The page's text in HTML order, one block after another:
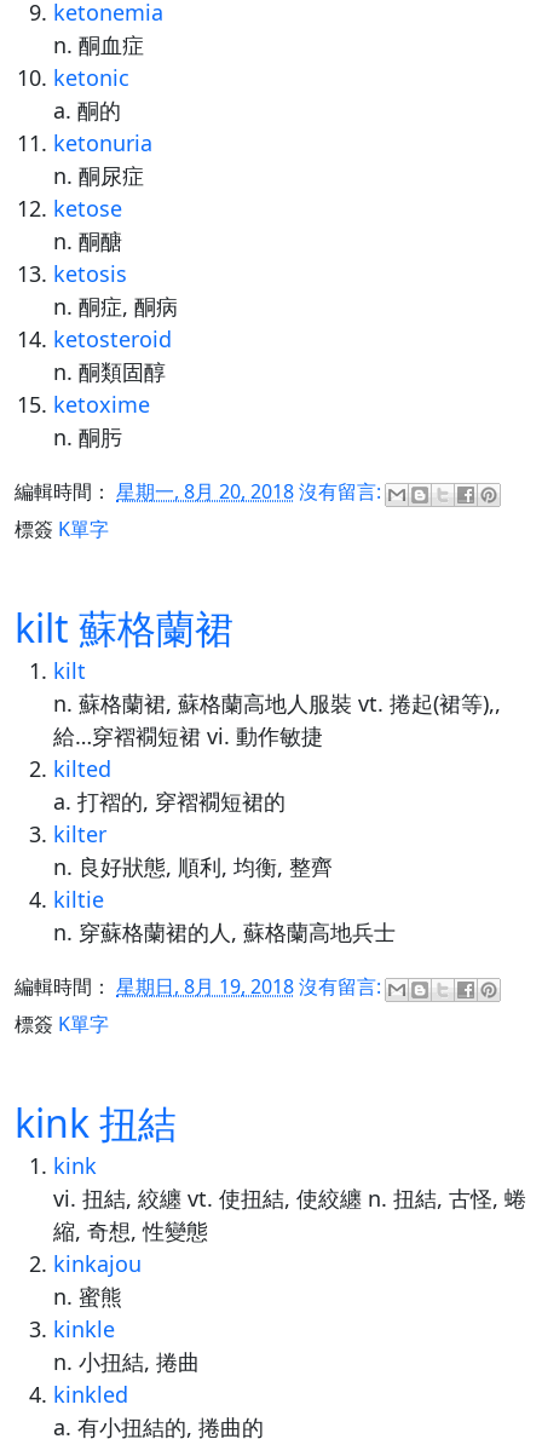
ketonemia
n. 酮血症
ketonic
a. 酮的
ketonuria
n. 酮尿症
ketose
n. 酮醣
ketosis
n. 酮症, 酮病
ketosteroid
n. 酮類固醇
ketoxime
n. 酮肟
編輯時間： 星期一, 8月 20, 2018沒有留言:
標簽 K單字
kilt 蘇格蘭裙
kilt
n. 蘇格蘭裙, 蘇格蘭高地人服裝 vt. 捲起(裙等),,
給…穿褶襉短裙 vi. 動作敏捷
kilted
a. 打褶的, 穿褶襉短裙的
kilter
n. 良好狀態, 順利, 均衡, 整齊
kiltie
n. 穿蘇格蘭裙的人, 蘇格蘭高地兵士
編輯時間： 星期日, 8月 19, 2018沒有留言:
標簽 K單字
kink 扭結
kink
vi. 扭結, 絞纏 vt. 使扭結, 使絞纏 n. 扭結, 古怪, 蜷
縮, 奇想, 性變態
kinkajou
n. 蜜熊
kinkle
n. 小扭結, 捲曲
kinkled
a. 有小扭結的, 捲曲的